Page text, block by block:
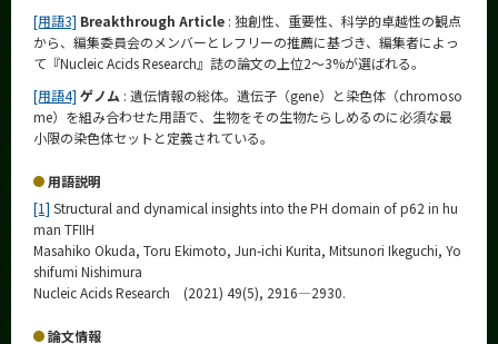
[用語3] Breakthrough Article : 独創性、重要性、科学的卓越性の観点
から、編集委員会のメンバーとレフリーの推薦に基づき、編集者によっ
て『Nucleic Acids Research』誌の論文の上位2～3%が選ばれる。
[用語4] ゲノム : 遺伝情報の総体。遺伝子（gene）と染色体（chromoso
me）を組み合わせた用語で、生物をその生物たらしめるのに必須な最
小限の染色体セットと定義されている。
用語説明
[1] Structural and dynamical insights into the PH domain of p62 in hu
man TFIIH
Masahiko Okuda, Toru Ekimoto, Jun-ichi Kurita, Mitsunori Ikeguchi, Yo
shifumi Nishimura
Nucleic Acids Research (2021) 49(5), 2916—2930.
論文情報